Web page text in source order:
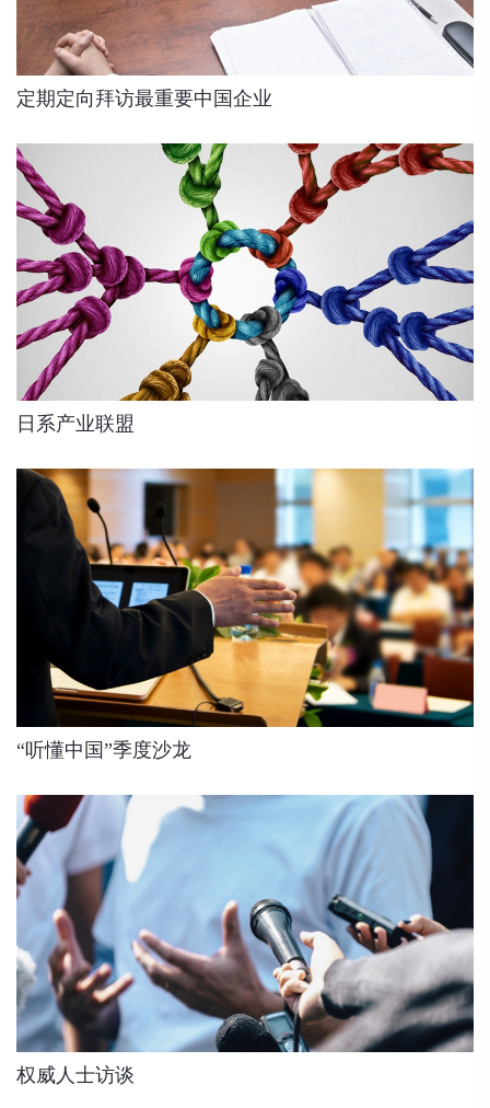
定期定向拜访最重要中国企业
日系产业联盟
“听懂中国”季度沙龙
权威人士访谈